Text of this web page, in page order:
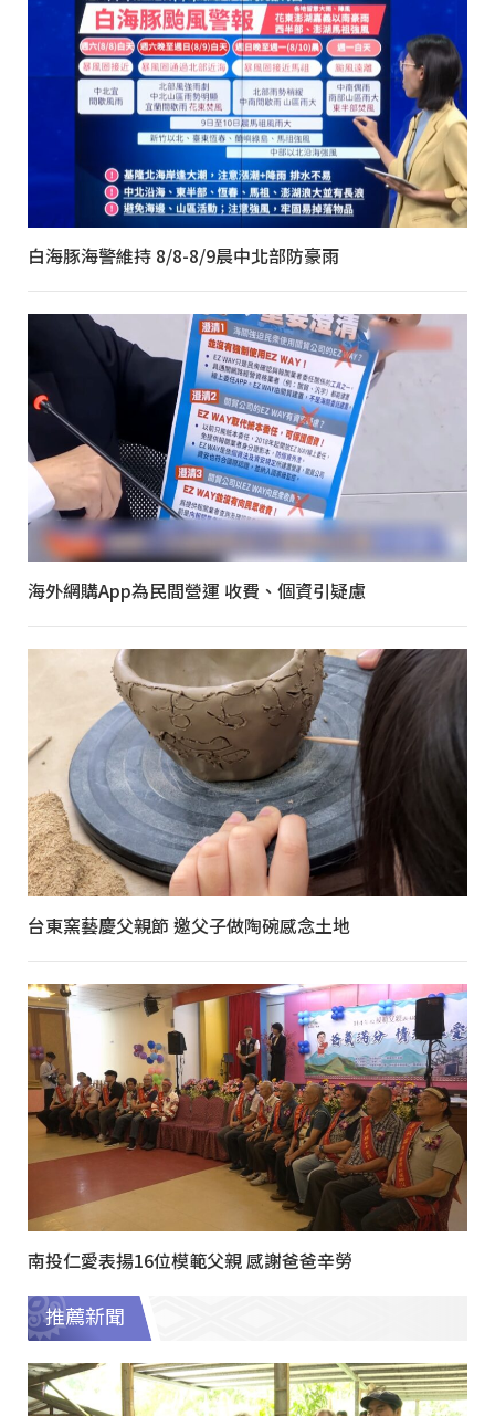
白海豚海警維持 8/8-8/9晨中北部防豪雨
海外網購App為民間營運 收費、個資引疑慮
台東窯藝慶父親節 邀父子做陶碗感念土地
南投仁愛表揚16位模範父親 感謝爸爸辛勞
推薦新聞